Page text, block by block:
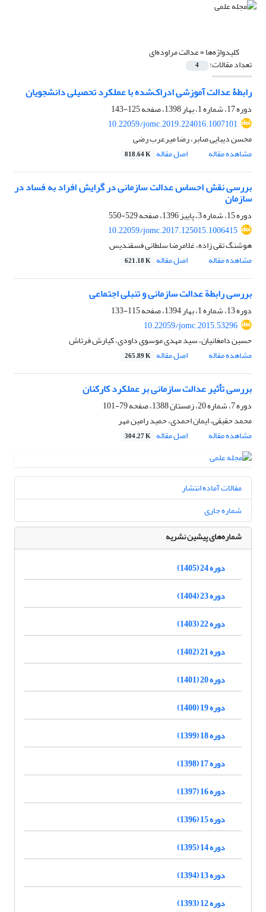
کلیدواژه‌ها =عدالت مراوده‌ای
تعداد مقالات: 4
رابطۀ عدالت آموزشی ادراک‌شده با عملکرد تحصیلی دانشجویان
دوره 17، شماره 1، بهار 1398، صفحه
125-143
10.22059/jomc.2019.224016.1007101
محسن دیبایی صابر، رضا میرعرب رضی
مشاهده مقاله
اصل مقاله 818.64 K
بررسی نقش احساس عدالت سازمانی در گرایش افراد به فساد در
سازمان
دوره 15، شماره 3، پاییز 1396، صفحه
529-550
10.22059/jomc.2017.125015.1006415
هوشنگ تقی زاده، غلامرضا سلطانی فسقندیس
مشاهده مقاله
اصل مقاله 621.18 K
بررسی رابطة عدالت سازمانی و تنبلی اجتماعی
دوره 13، شماره 1، بهار 1394، صفحه
115-133
10.22059/jomc.2015.53296
حسین دامغانیان، سید مهدی موسوی داودی، کیارش فرتاش
مشاهده مقاله
اصل مقاله 265.89 K
بررسی تأثیر عدالت سازمانی بر عملکرد کارکنان
دوره 7، شماره 20، زمستان 1388، صفحه
79-101
محمد حقیقی، ایمان احمدی، حمید رامین مهر
مشاهده مقاله
اصل مقاله 304.27 K
مقالات آماده انتشار
شماره جاری
شماره‌های پیشین نشریه
دوره 24 (1405)
دوره 23 (1404)
دوره 22 (1403)
دوره 21 (1402)
دوره 20 (1401)
دوره 19 (1400)
دوره 18 (1399)
دوره 17 (1398)
دوره 16 (1397)
دوره 15 (1396)
دوره 14 (1395)
دوره 13 (1394)
دوره 12 (1393)